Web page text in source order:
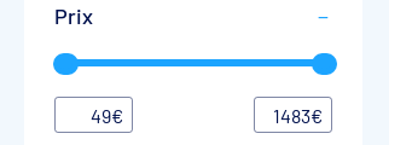
Prix
49€ 1483€